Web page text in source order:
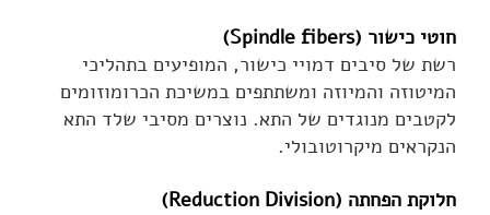
חוטי כישור (Spindle fibers)
רשת של סיבים דמויי כישור, המופיעים בתהליכי
המיטוזה והמיוזה ומשתתפים במשיכת הכרומוזומים
לקטבים מנוגדים של התא. נוצרים מסיבי שלד התא
הנקראים מיקרוטובולי.
חלוקת הפחתה (Reduction Division)